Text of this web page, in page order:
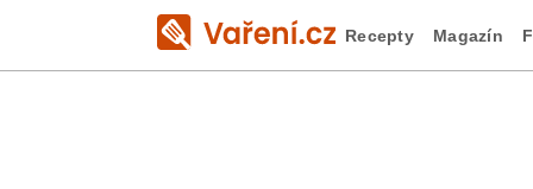
Recepty Magazín